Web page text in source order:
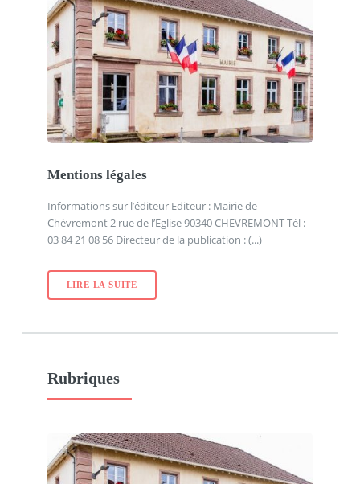
Mentions légales
Informations sur l’éditeur Editeur : Mairie de
Chèvremont 2 rue de l’Eglise 90340 CHEVREMONT Tél :
03 84 21 08 56 Directeur de la publication : (...)
LIRE LA SUITE
Rubriques